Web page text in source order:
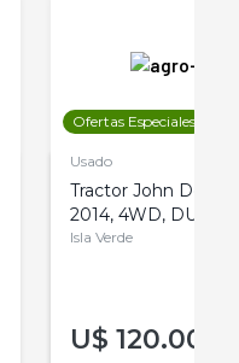
Ofertas Especiales
Usado
Tractor John Deere
2014, 4WD, DUAL
Isla Verde
U$ 120.000